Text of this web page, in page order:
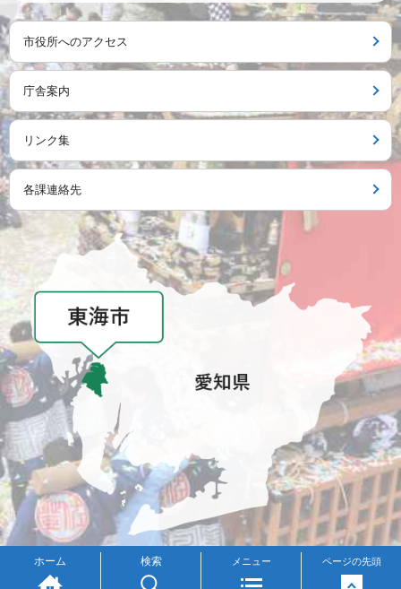
ホーム 検索 メニュー
市役所へのアクセス
庁舎案内
リンク集
各課連絡先